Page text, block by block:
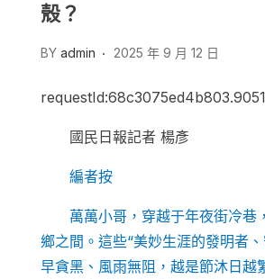
殼？
BY admin 2025 年 9 月 12 日
國民日報記者 楊彥
編者按
萬萬小哥，穿越于年夜街冷巷
鄉之間。這些“美妙生涯的發明者
早貪黑、風雨無阻，越是節沐日越